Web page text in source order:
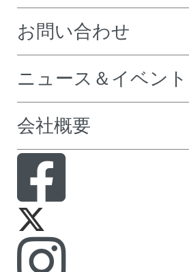
お問い合わせ
ニュース＆イベント
会社概要